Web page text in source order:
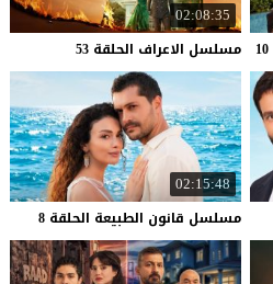
10
02:08:35
مسلسل الاعراف الحلقة 53
02:15:48
مسلسل قانون الطبيعة الحلقة 8